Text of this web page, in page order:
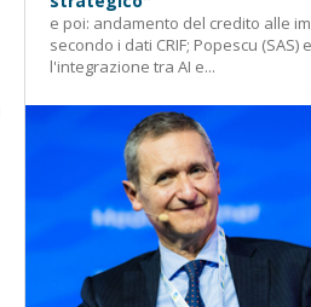
e poi: andamento del credito alle
secondo i dati CRIF; Popescu (SAS) e
l'integrazione tra AI e...